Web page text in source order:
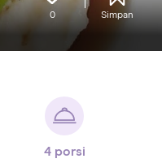
0 Simpan
4 porsi